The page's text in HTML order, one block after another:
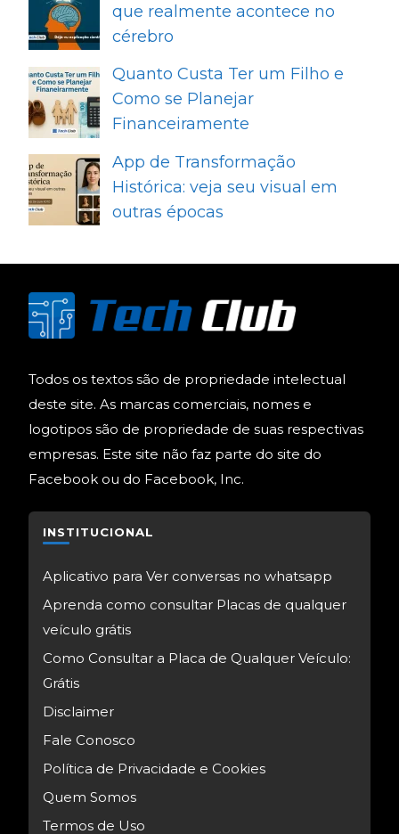
que realmente acontece no
cérebro
Quanto Custa Ter um Filho e
Como se Planejar
Financeiramente
App de Transformação
Histórica: veja seu visual em
outras épocas
Todos os textos são de propriedade intelectual
deste site. As marcas comerciais, nomes e
logotipos são de propriedade de suas respectivas
empresas. Este site não faz parte do site do
Facebook ou do Facebook, Inc.
INSTITUCIONAL
Aplicativo para Ver conversas no whatsapp
Aprenda como consultar Placas de qualquer
veículo grátis
Como Consultar a Placa de Qualquer Veículo:
Grátis
Disclaimer
Fale Conosco
Política de Privacidade e Cookies
Quem Somos
Termos de Uso